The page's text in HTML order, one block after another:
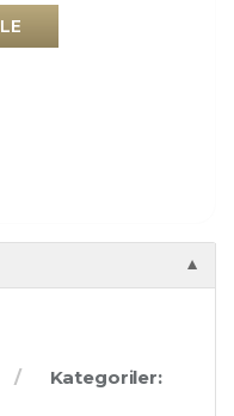
▼
Kategoriler: